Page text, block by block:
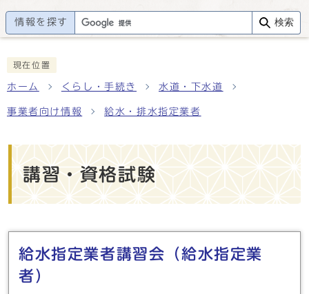
情報を探す 検索
現在位置
ホーム くらし・手続き 水道・下水道
事業者向け情報 給水・排水指定業者
講習・資格試験
メインメニュー
給水指定業者講習会（給水指定業
者）